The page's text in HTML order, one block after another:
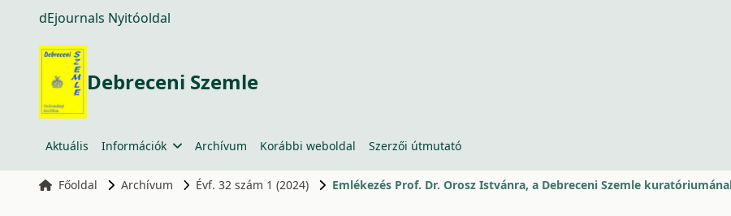
dEjournals Nyitóoldal
Debreceni Szemle
Aktuális Információk Archívum Korábbi weboldal Szerzői útmutató
Főoldal Archívum Évf. 32 szám 1 (2024) Emlékezés Prof. Dr. Orosz Istvánra, a Debreceni Szemle